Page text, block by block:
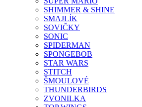
SHIMMER & SHINE
SMAJLÍK
SOVIČKY
SONIC
SPIDERMAN
SPONGEBOB
STAR WARS
STITCH
ŠMOULOVÉ
THUNDERBIRDS
ZVONILKA